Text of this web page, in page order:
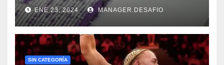
ENE 23, 2024 MANAGER.DESAFIO
SIN CATEGORÍA